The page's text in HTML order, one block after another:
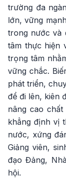
trường đa
lớn, vững
trong nước và
tâm thực hiện
trọng tâm
vững chắc.
phát triển,
để đi lên, kiên
nâng cao
khẳng định vị
nước, xứng
Giảng viên,
đạo Đảng,
hội.